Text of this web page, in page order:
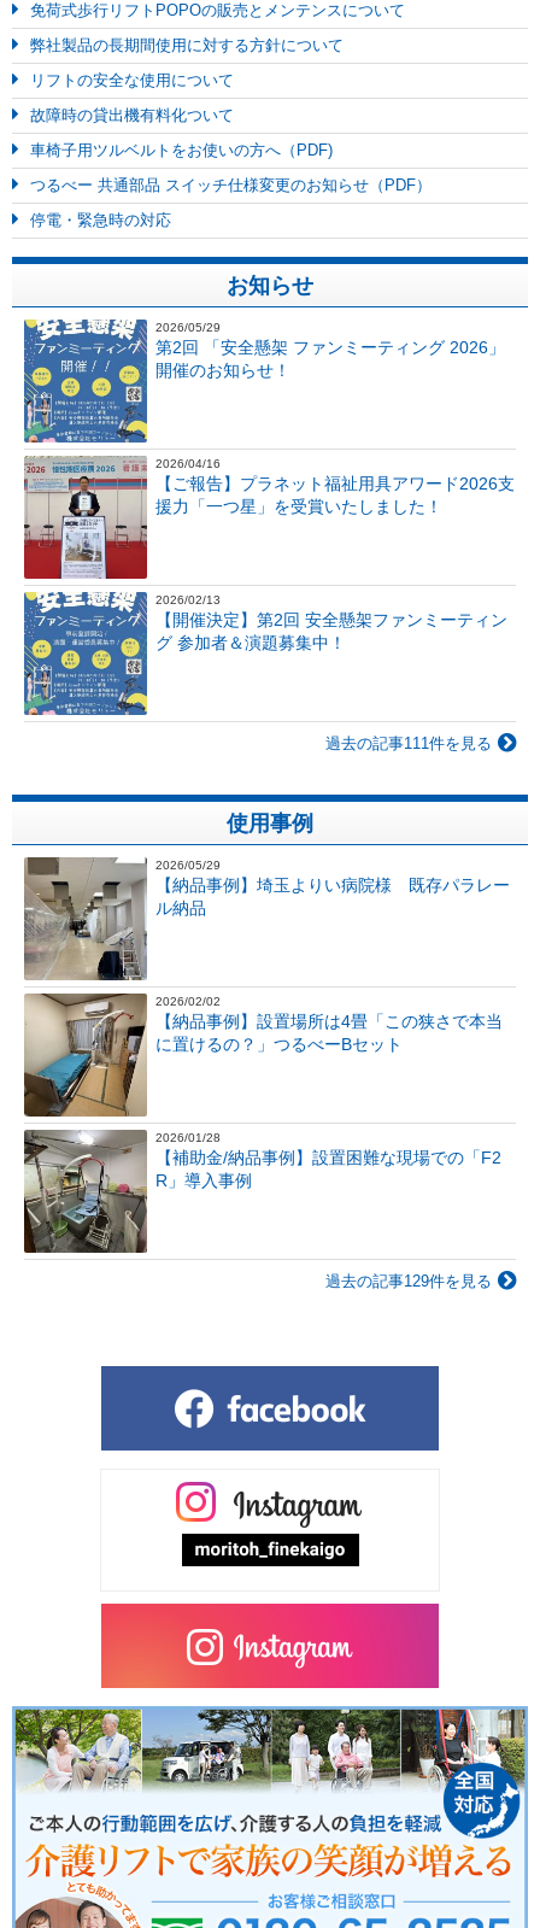
免荷式歩行リフトPOPOの販売とメンテンスについて
弊社製品の長期間使用に対する方針について
リフトの安全な使用について
故障時の貸出機有料化ついて
車椅子用ツルベルトをお使いの方へ（PDF)
つるべー 共通部品 スイッチ仕様変更のお知らせ（PDF）
停電・緊急時の対応
お知らせ
2026/05/29
第2回 「安全懸架 ファンミーティング 2026」
開催のお知らせ！
2026/04/16
【ご報告】プラネット福祉用具アワード2026支
援力「一つ星」を受賞いたしました！
2026/02/13
【開催決定】第2回 安全懸架ファンミーティン
グ 参加者＆演題募集中！
過去の記事111件を見る
使用事例
2026/05/29
【納品事例】埼玉よりい病院様 既存パラレー
ル納品
2026/02/02
【納品事例】設置場所は4畳「この狭さで本当
に置けるの？」つるべーBセット
2026/01/28
【補助金/納品事例】設置困難な現場での「F2
R」導入事例
過去の記事129件を見る